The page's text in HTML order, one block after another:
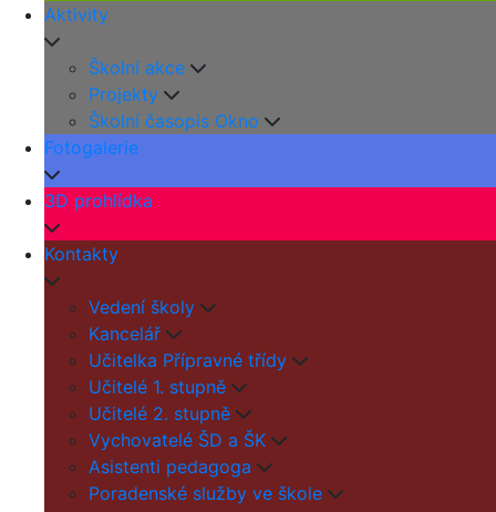
Aktivity
Školní akce
Projekty
Školní časopis Okno
Fotogalerie
3D prohlídka
Kontakty
Vedení školy
Kancelář
Učitelka Přípravné třídy
Učitelé 1. stupně
Učitelé 2. stupně
Vychovatelé ŠD a ŠK
Asistenti pedagoga
Poradenské služby ve škole